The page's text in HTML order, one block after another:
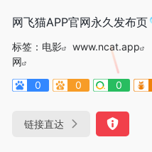
网飞猫APP官网永久发布页
标签： 电影 www.ncat.app
网
0
0 0
链接直达